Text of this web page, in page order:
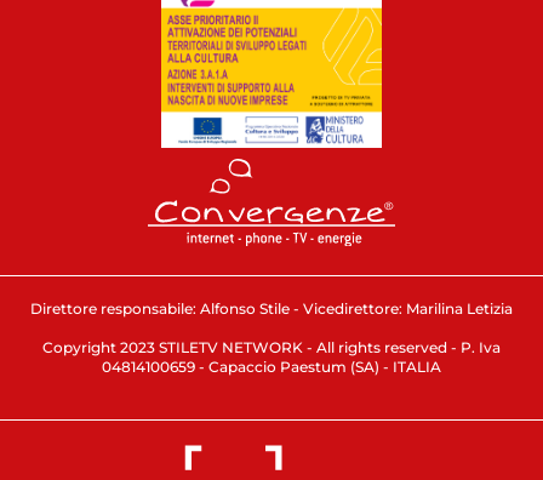
Direttore responsabile: Alfonso Stile - Vicedirettore: Marilina Letizia
Copyright 2023 STILETV NETWORK - All rights reserved - P. Iva
04814100659 - Capaccio Paestum (SA) - ITALIA